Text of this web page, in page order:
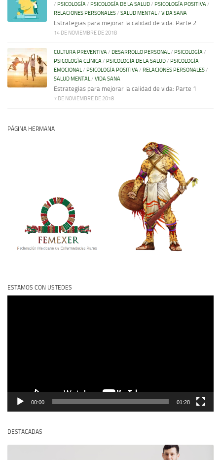
/ PSICOLOGÍA / PSICOLOGÍA DE LA SALUD / PSICOLOGÍA POSITIVA /
RELACIONES PERSONALES / SALUD MENTAL / VIDA SANA
Estrategias para mejorar la calidad de vida: Parte 2
14 DE NOVIEMBRE DE 2018
CULTURA PREVENTIVA / DESARROLLO PERSONAL / PSICOLOGÍA /
PSICOLOGÍA CLÍNICA / PSICOLOGÍA DE LA SALUD / PSICOLOGÍA
EMOCIONAL / PSICOLOGÍA POSITIVA / RELACIONES PERSONALES /
SALUD MENTAL / VIDA SANA
Estrategias para mejorar la calidad de vida: Parte 1
7 DE NOVIEMBRE DE 2018
PÁGINA HERMANA
ESTAMOS CON USTEDES
00:00 01:28
DESTACADAS